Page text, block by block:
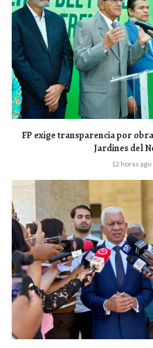
FP exige transparencia por
Jardines del
12 horas ago